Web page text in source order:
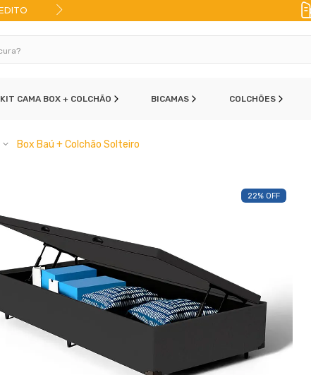
KIT CAMA BOX + COLCHÃO BICAMAS COLCHÕES
Box Baú + Colchão Solteiro
22% OFF